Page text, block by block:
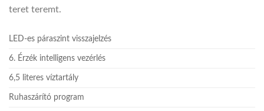
teret teremt.
LED-es páraszint visszajelzés
6. Érzék intelligens vezérlés
6,5 literes víztartály
Ruhaszárító program